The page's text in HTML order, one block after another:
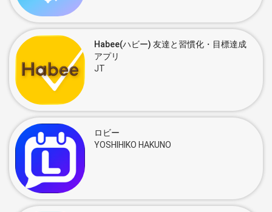
Habee(ハビー) 友達と習慣化・目標達成
アプリ
JT
ロビー
YOSHIHIKO HAKUNO